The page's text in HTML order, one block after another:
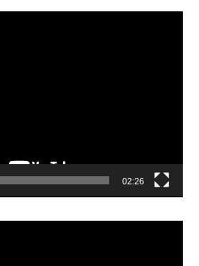
02:26